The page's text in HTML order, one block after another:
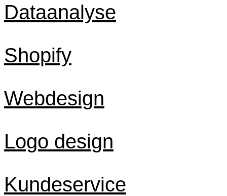
Dataanalyse
Shopify
Webdesign
Logo design
Kundeservice